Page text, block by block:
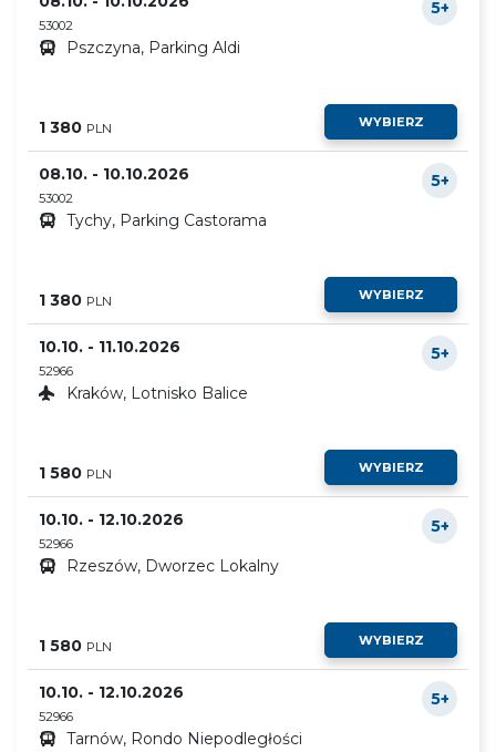
53002
5+
Pszczyna, Parking Aldi
1 380 PLN WYBIERZ
08.10. - 10.10.2026
53002
5+
Tychy, Parking Castorama
1 380 PLN WYBIERZ
10.10. - 11.10.2026
52966
5+
Kraków, Lotnisko Balice
1 580 PLN WYBIERZ
10.10. - 12.10.2026
52966
5+
Rzeszów, Dworzec Lokalny
1 580 PLN WYBIERZ
10.10. - 12.10.2026
52966
5+
Tarnów, Rondo Niepodległości